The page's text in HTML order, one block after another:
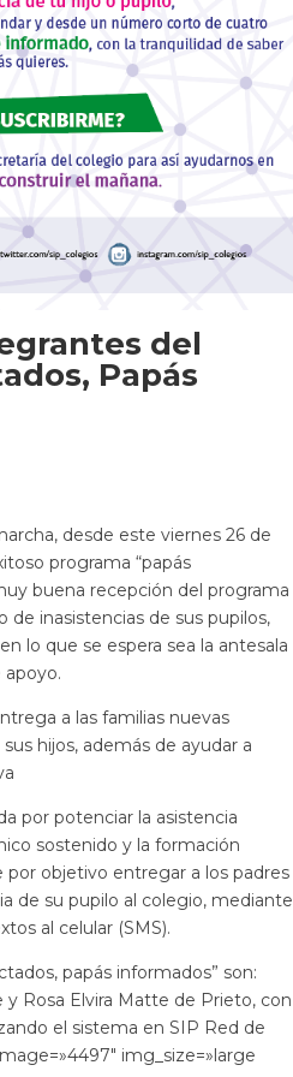
del
Papás
desde este viernes 26 de
programa “papás
buena recepción del programa
de inasistencias de sus pupilos,
lo que se espera sea la antesala
a las familias nuevas
hijos, además de ayudar a
por potenciar la asistencia
sostenido y la formación
objetivo entregar a los padres
de su pupilo al colegio, mediante
al celular (SMS).
papás informados” son:
y Rosa Elvira Matte de Prieto, con
el sistema en SIP Red de
img_size=»large